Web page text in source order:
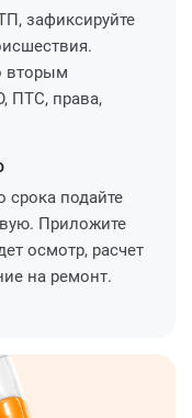
зафиксируйте
вторым
ПТС, права,
срока подайте
Приложите
осмотр, расчет
на ремонт.